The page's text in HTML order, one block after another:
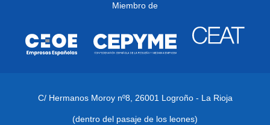
Miembro de
C/ Hermanos Moroy nº8, 26001 Logroño - La Rioja
(dentro del pasaje de los leones)